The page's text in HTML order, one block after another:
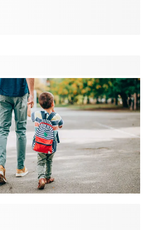
organiser les affaires de votre enfant.
à notre boutique pour plus de conseils